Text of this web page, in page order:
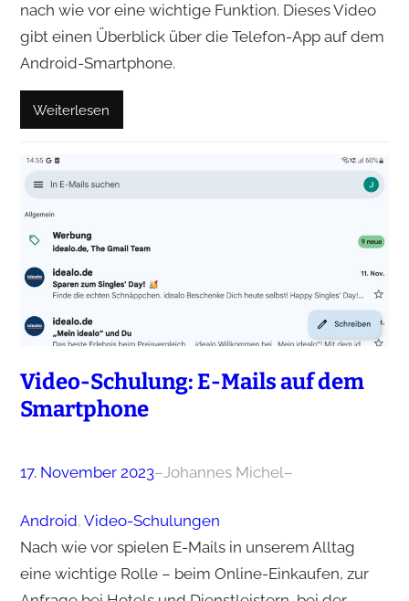
nach wie vor eine wichtige Funktion. Dieses Video
gibt einen Überblick über die Telefon-App auf dem
Android-Smartphone.
Weiterlesen
Video-Schulung: E-Mails auf dem
Smartphone
17. November 2023–Johannes Michel–
Android, Video-Schulungen
Nach wie vor spielen E-Mails in unserem Alltag
eine wichtige Rolle – beim Online-Einkaufen, zur